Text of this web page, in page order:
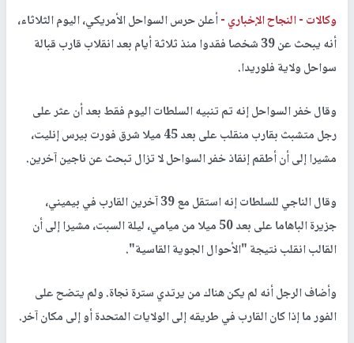
وكالات -النجاح الإخباري -أعلن حرس السواحل الأمريكي، اليوم الثلاثاء،
أنه يبحث عن 39 شخصا فقدوا منذ ثلاثة أيام بعد انقلاب قارب قبالة
سواحل ولاية فلوريدا.
وقال خفر السواحل إنه تم تنبيه السلطات اليوم فقط بعد أن عثر على
رجل متشبث بقارب منقلب على بعد 45 ميلا شرق فورت بيرس إنليت،
مشيرا إلى أن أطقم إنقاذ خفر السواحل لا تزال تبحث عن ناجين آخرين.
وقال الناجي للسلطات إنه استقل مع 39 آخرين القارب في بيميني،
جزيرة الباهاما على بعد 50 ميلا من ميامي، ليلة السبت، مشيرا إلى أن
القالب انقلب نتيجة "الأحوال الجوية القاسية".
وأضاف الرجل أنه لم يكن هناك من يرتدي سترة نجاة. ولم يتضح على
الفور ما إذا كان القارب في طريقه إلى الولايات المتحدة أو إلى مكان آخر.